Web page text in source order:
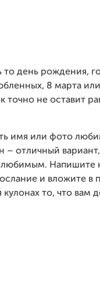
то день рождения,
8 марта
точно не оставит
имя или фото
– отличный
любимым. Напишите
и вложите в
то, что вам